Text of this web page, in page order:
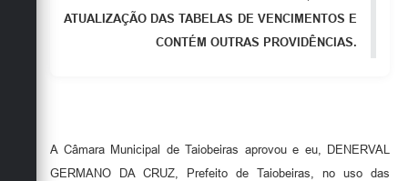
ATUALIZAÇÃO DAS TABELAS DE VENCIMENTOS E
CONTÉM OUTRAS PROVIDÊNCIAS.
A Câmara Municipal de Taiobeiras aprovou e eu, DENERVAL
GERMANO DA CRUZ, Prefeito de Taiobeiras, no uso das